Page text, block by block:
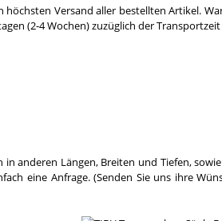
höchsten Versand aller bestellten Artikel.
(2-4 Wochen) zuzüglich der
anderen Längen, Breiten und Tiefen,
eine Anfrage. (Senden Sie uns ihre